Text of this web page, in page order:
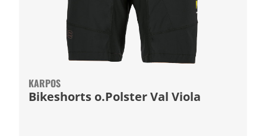
KARPOS
Bikeshorts o.Polster Val Viola